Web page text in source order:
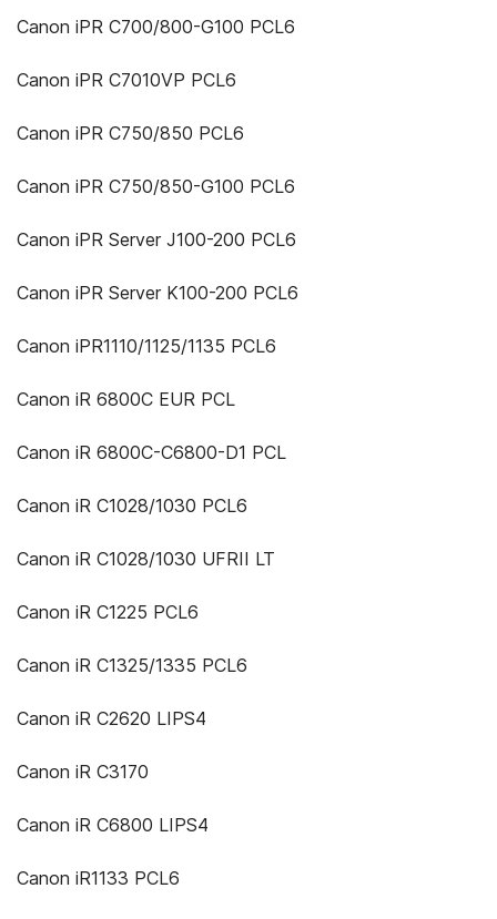
Canon iPR C700/800-G100 PCL6
Canon iPR C7010VP PCL6
Canon iPR C750/850 PCL6
Canon iPR C750/850-G100 PCL6
Canon iPR Server J100-200 PCL6
Canon iPR Server K100-200 PCL6
Canon iPR1110/1125/1135 PCL6
Canon iR 6800C EUR PCL
Canon iR 6800C-C6800-D1 PCL
Canon iR C1028/1030 PCL6
Canon iR C1028/1030 UFRII LT
Canon iR C1225 PCL6
Canon iR C1325/1335 PCL6
Canon iR C2620 LIPS4
Canon iR C3170
Canon iR C6800 LIPS4
Canon iR1133 PCL6